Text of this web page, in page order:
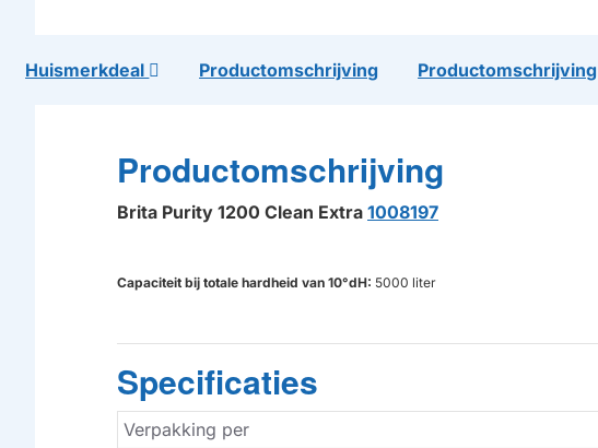
Huismerkdeal Productomschrijving Productomschrijving
Productomschrijving
Brita Purity 1200 Clean Extra 1008197
Capaciteit bij totale hardheid van 10°dH: 5000 liter
Specificaties
Verpakking per